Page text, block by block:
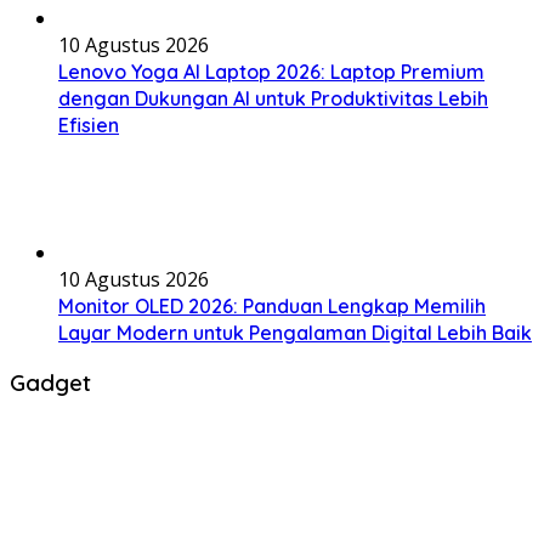
10 Agustus 2026
Lenovo Yoga AI Laptop 2026: Laptop Premium
dengan Dukungan AI untuk Produktivitas Lebih
Efisien
10 Agustus 2026
Monitor OLED 2026: Panduan Lengkap Memilih
Layar Modern untuk Pengalaman Digital Lebih Baik
Gadget